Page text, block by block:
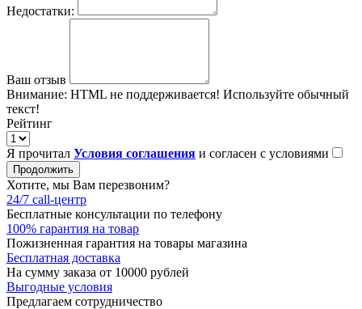
Недостатки:
Ваш отзыв
Внимание: HTML не поддерживается! Используйте обычный
текст!
Рейтинг
Я прочитал Условия соглашения и согласен с условиями
Продолжить
Хотите, мы Вам перезвоним?
24/7 call-центр
Бесплатные консультации по телефону
100% гарантия на товар
Пожизненная гарантия на товары магазина
Бесплатная доставка
На сумму заказа от 10000 рублей
Выгодные условия
Предлагаем сотрудничество